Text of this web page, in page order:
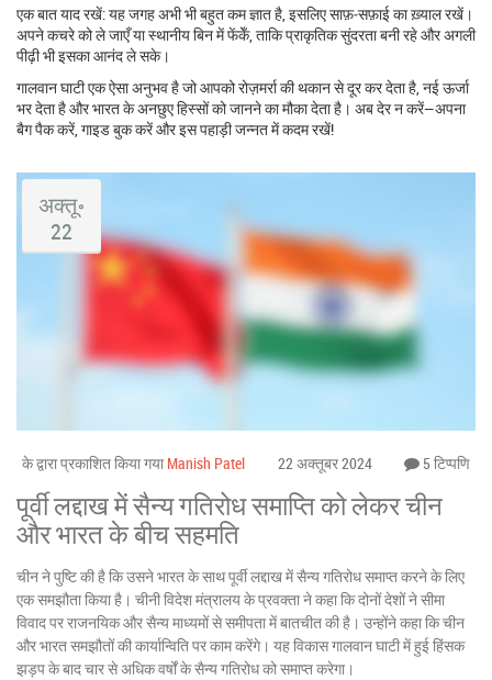
एक बात याद रखें: यह जगह अभी भी बहुत कम ज्ञात है, इसलिए साफ़‑सफ़ाई का ख़्याल रखें।
अपने कचरे को ले जाएँ या स्थानीय बिन में फेंकेँ, ताकि प्राकृतिक सुंदरता बनी रहे और अगली
पीढ़ी भी इसका आनंद ले सके।
गालवान घाटी एक ऐसा अनुभव है जो आपको रोज़मर्रा की थकान से दूर कर देता है, नई ऊर्जा
भर देता है और भारत के अनछुए हिस्सों को जानने का मौका देता है। अब देर न करें—अपना
बैग पैक करें, गाइड बुक करें और इस पहाड़ी जन्नत में कदम रखें!
अक्तू॰
22
के द्वारा प्रकाशित किया गया Manish Patel 22 अक्तूबर 2024 5 टिप्पणि
पूर्वी लद्दाख में सैन्य गतिरोध समाप्ति को लेकर चीन
और भारत के बीच सहमति
चीन ने पुष्टि की है कि उसने भारत के साथ पूर्वी लद्दाख में सैन्य गतिरोध समाप्त करने के लिए
एक समझौता किया है। चीनी विदेश मंत्रालय के प्रवक्ता ने कहा कि दोनों देशों ने सीमा
विवाद पर राजनयिक और सैन्य माध्यमों से समीपता में बातचीत की है। उन्होंने कहा कि चीन
और भारत समझौतों की कार्यान्विति पर काम करेंगे। यह विकास गालवान घाटी में हुई हिंसक
झड़प के बाद चार से अधिक वर्षों के सैन्य गतिरोध को समाप्त करेगा।